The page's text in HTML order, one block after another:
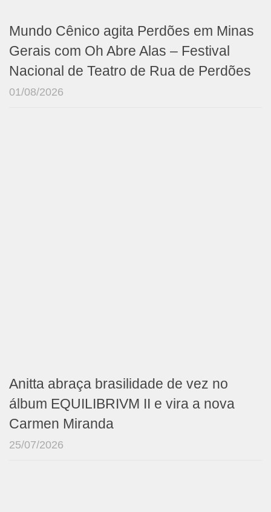
Mundo Cênico agita Perdões em Minas
Gerais com Oh Abre Alas – Festival
Nacional de Teatro de Rua de Perdões
01/08/2026
Anitta abraça brasilidade de vez no
álbum EQUILIBRIVM II e vira a nova
Carmen Miranda
25/07/2026